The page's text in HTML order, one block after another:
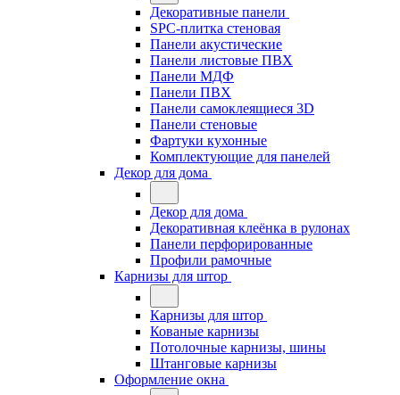
Декоративные панели
SPC-плитка стеновая
Панели акустические
Панели листовые ПВХ
Панели МДФ
Панели ПВХ
Панели самоклеящиеся 3D
Панели стеновые
Фартуки кухонные
Комплектующие для панелей
Декор для дома
Декор для дома
Декоративная клеёнка в рулонах
Панели перфорированные
Профили рамочные
Карнизы для штор
Карнизы для штор
Кованые карнизы
Потолочные карнизы, шины
Штанговые карнизы
Оформление окна